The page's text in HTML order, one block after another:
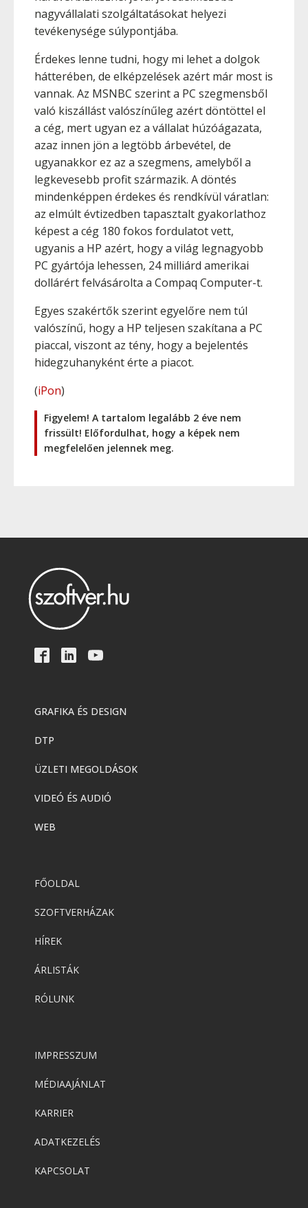
nagyvállalati szolgáltatásokat helyezi
tevékenysége súlypontjába.
Érdekes lenne tudni, hogy mi lehet a dolgok
hátterében, de elképzelések azért már most is
vannak. Az MSNBC szerint a PC szegmensből
való kiszállást valószínűleg azért döntöttel el
a cég, mert ugyan ez a vállalat húzóágazata,
azaz innen jön a legtöbb árbevétel, de
ugyanakkor ez az a szegmens, amelyből a
legkevesebb profit származik. A döntés
mindenképpen érdekes és rendkívül váratlan:
az elmúlt évtizedben tapasztalt gyakorlathoz
képest a cég 180 fokos fordulatot vett,
ugyanis a HP azért, hogy a világ legnagyobb
PC gyártója lehessen, 24 milliárd amerikai
dollárért felvásárolta a Compaq Computer-t.
Egyes szakértők szerint egyelőre nem túl
valószínű, hogy a HP teljesen szakítana a PC
piaccal, viszont az tény, hogy a bejelentés
hidegzuhanyként érte a piacot.
(iPon)
Figyelem! A tartalom legalább 2 éve nem
frissült! Előfordulhat, hogy a képek nem
megfelelően jelennek meg.
GRAFIKA ÉS DESIGN
DTP
ÜZLETI MEGOLDÁSOK
VIDEÓ ÉS AUDIÓ
WEB
FŐOLDAL
SZOFTVERHÁZAK
HÍREK
ÁRLISTÁK
RÓLUNK
IMPRESSZUM
MÉDIAAJÁNLAT
KARRIER
ADATKEZELÉS
KAPCSOLAT